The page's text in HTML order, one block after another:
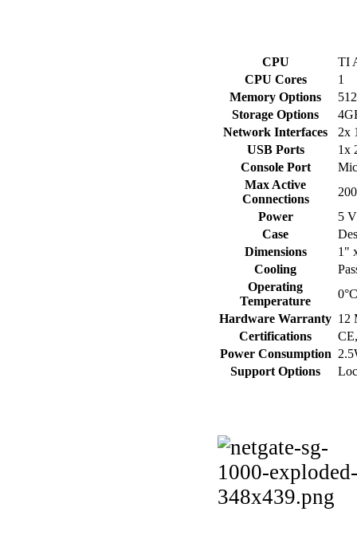
CPU
TI
CPU Cores
1
Memory Options
Storage Options
Network Interfaces
2x
USB Ports
1x
Console Port
Max Active
Connections
Power
5
Case
Dimensions
1"
Cooling
Operating
Temperature
Hardware Warranty 12
Certifications
Power Consumption
Support Options